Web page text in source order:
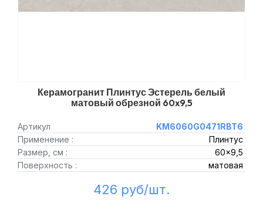
Керамогранит Плинтус Эстерель белый
матовый обрезной 60x9,5
Артикул
KM6060G0471RBT6
Применение :
Плинтус
Размер, см :
60x9,5
Поверхность :
матовая
426 руб/шт.